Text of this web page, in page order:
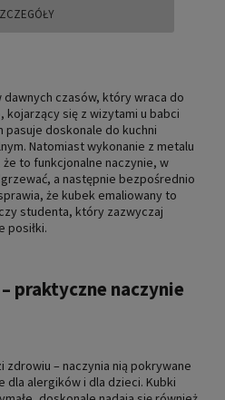
czasów, który wraca do
kojarzący się z wizytami u babci
pasuje doskonale do kuchni
Natomiast wykonanie z metalu
to funkcjonalne naczynie, w
a następnie bezpośrednio
że kubek emaliowany to
studenta, który zazwyczaj
posiłki.
praktyczne naczynie
zdrowiu – naczynia nią pokrywane
dla alergików i dla dzieci. Kubki